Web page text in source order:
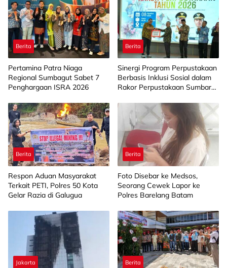
Berita
Pertamina Patra Niaga
Regional Sumbagut Sabet 7
Penghargaan ISRA 2026
Berita
Sinergi Program Perpustakaan
Berbasis Inklusi Sosial dalam
Rakor Perpustakaan Sumbar
Berita
Respon Aduan Masyarakat
Terkait PETI, Polres 50 Kota
Gelar Razia di Galugua
Berita
Foto Disebar ke Medsos,
Seorang Cewek Lapor ke
Polres Barelang Batam
Jakarta Berita